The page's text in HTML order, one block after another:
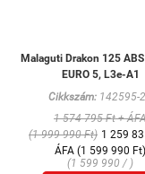
Malaguti Drakon 125
EURO 5, L3e-A1
Cikkszám: 142595-
1 574 795 Ft +
(1 999 990 Ft) 1 259
ÁFA (1 599 990 Ft)
(1 599 990 / )